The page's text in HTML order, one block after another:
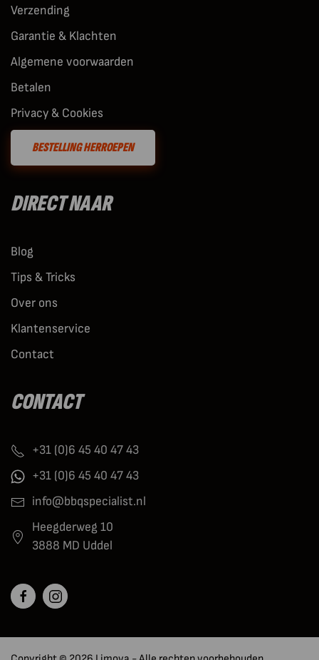
Verzending
Garantie & Klachten
Algemene voorwaarden
Betalen
Privacy & Cookies
BESTELLING HERROEPEN
DIRECT NAAR
Blog
Tips & Tricks
Over ons
Klantenservice
Contact
CONTACT
+31 (0)6 45 40 47 43
+31 (0)6 45 40 47 43
info@bbqspecialist.nl
Heegderweg 10
3888 MD Uddel